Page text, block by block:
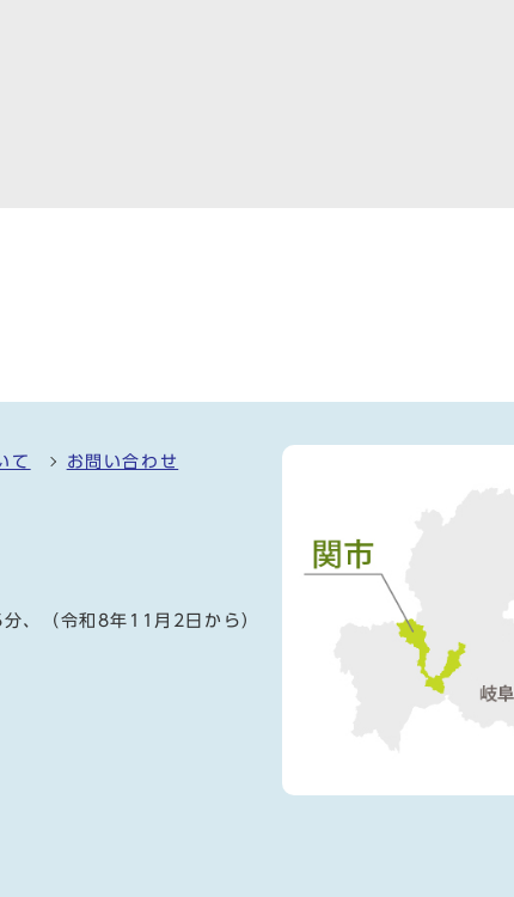
て お問い合わせ
、（令和8年11月2日から）